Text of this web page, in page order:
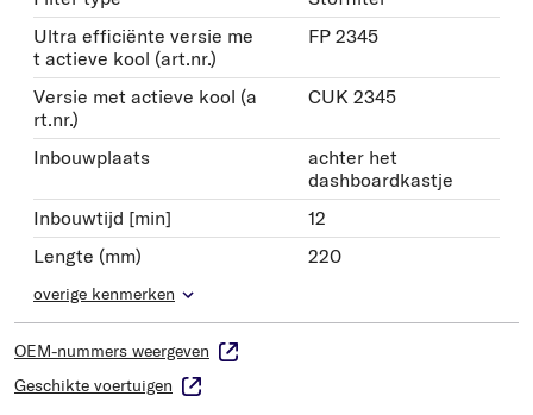
Ultra efficiënte versie me
t actieve kool (art.nr.)
FP 2345
Versie met actieve kool (a
rt.nr.)
CUK 2345
Inbouwplaats
achter het
dashboardkastje
Inbouwtijd [min]
12
Lengte (mm)
220
overige kenmerken
OEM-nummers weergeven
Geschikte voertuigen